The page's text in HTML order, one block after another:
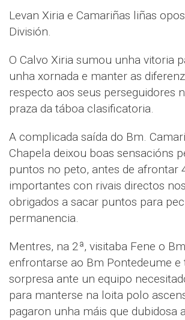
Levan Xiria e Camariñas liñas
División.
O Calvo Xiria sumou unha vitoria
unha xornada e manter as
respecto aos seus perseguidores
praza da táboa clasificatoria.
A complicada saída do Bm.
Chapela deixou boas sensacións
puntos no peto, antes de afrontar
importantes con rivais directos
obrigados a sacar puntos para
permanencia.
Mentres, na 2ª, visitaba Fene o
enfrontarse ao Bm Pontedeume e
sorpresa ante un equipo
para manterse na loita polo
pagaron unha máis que dubidosa